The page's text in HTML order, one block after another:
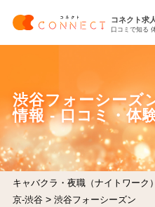
コネクト求人
口コミで知る
渋谷フォーシーズ
情報 - 口コミ・体
キャバクラ・夜職（ナイトワーク
京-渋谷> 渋谷フォーシーズン